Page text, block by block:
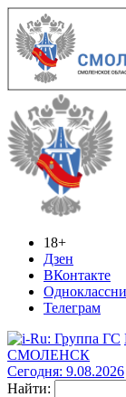
18+
Дзен
ВКонтакте
Телеграм
СМОЛЕНСК
Сегодня: 9.08.2026
Найти: